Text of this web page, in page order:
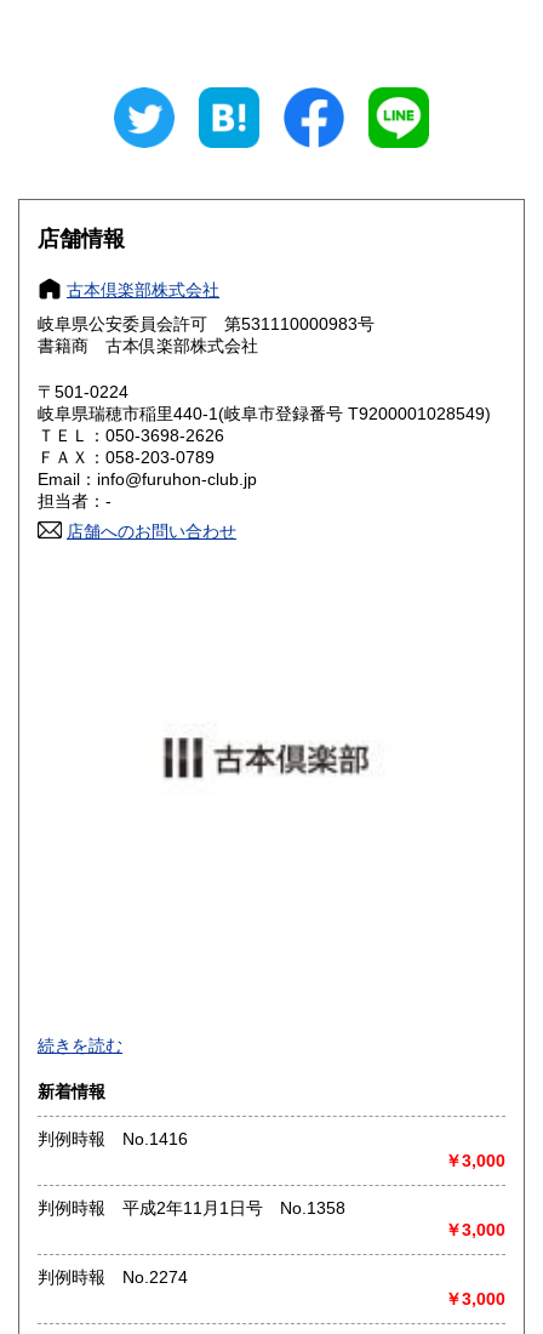
800円 三重県
大阪府
奈良県 800円
鳥取県 800円 島根県
岡山県
山口県 800円
香川県 800円
高知県 800円
1,200円
店舗情報
古本倶楽部株式会社
岐阜県公安委員会許可 第531110000983号
書籍商 古本倶楽部株式会社
〒501-0224
岐阜県瑞穂市稲里440-1(岐阜市登録番号 T9200001028549)
ＴＥＬ：050-3698-2626
ＦＡＸ：058-203-0789
Email：info@furuhon-club.jp
担当者：-
店舗へのお問い合わせ
買取品目一覧
術・アート・建築・書道・理工学・東洋医学・ビジネス書・
武道・山岳・オカルト・幻想文学・サブカルチャー・70年
代、80年代アイドル・アニメ・漫画・雑誌・アダルト・マニ
◎メディア商品【ジャズ・ロック・クラシック・映画・アニ
メ・ゲーム・声優・アイドル・ビジネス・アダルト・車・バ
EP、カセット、ポスター、おもちゃ、グッズ、パンフレット
などマニアックなものを中心に高価買取
続きを読む
新着情報
判例時報 No.1416
￥3,000
判例時報 平成2年11月1日号 No.1358
￥3,000
判例時報 No.2274
￥3,000